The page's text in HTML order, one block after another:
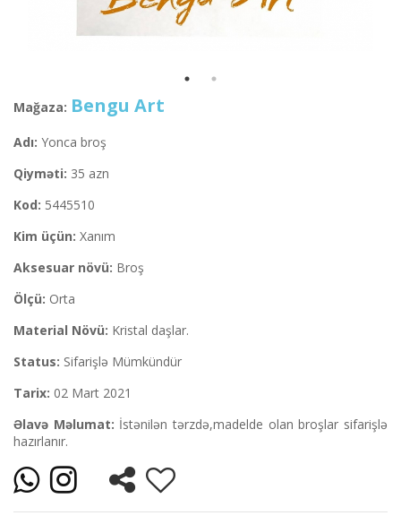
Mağaza: Bengu Art
Adı: Yonca broş
Qiyməti: 35 azn
Kod: 5445510
Kim üçün: Xanım
Aksesuar növü: Broş
Ölçü: Orta
Material Növü: Kristal daşlar.
Status: Sifarişlə Mümkündür
Tarix: 02 Mart 2021
Əlavə Məlumat: İstənilən tərzdə,madelde olan broşlar sifarişlə
hazırlanır.